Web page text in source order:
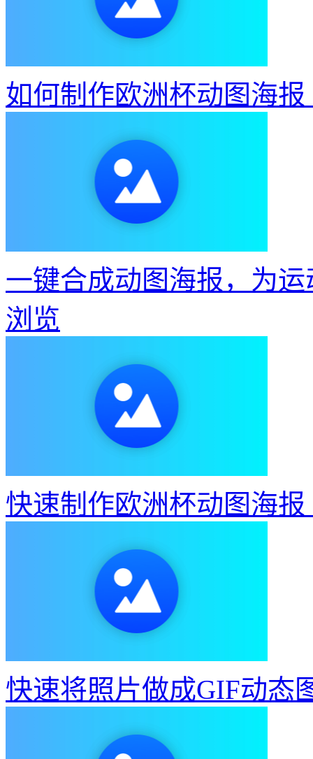
如何制作欧洲杯动图海报
一键合成动图海报，为
浏览
快速制作欧洲杯动图海报
快速将照片做成GIF动态